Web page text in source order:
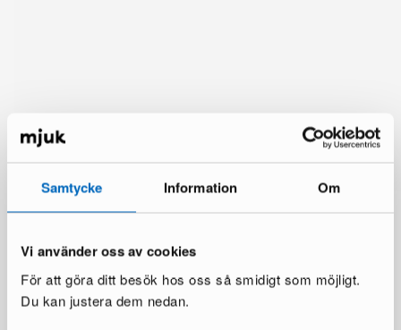
Samtycke Information Om
Vi använder oss av cookies
För att göra ditt besök hos oss så smidigt som möjligt.
Du kan justera dem nedan.
Mer från samma märke